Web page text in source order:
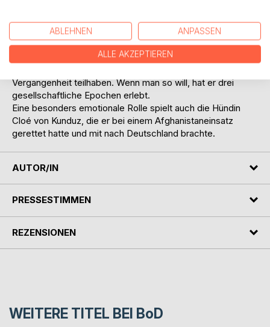
Alkoholprobleme, mit denen er sich offensiv
auseinandersetzte.
Er rechnet schonungslos mit seinen eigenen Fehlern ab und
Vergangenheit teilhaben. Wenn man so will, hat er drei
gesellschaftliche Epochen erlebt.
Eine besonders emotionale Rolle spielt auch die Hündin
Cloé von Kunduz, die er bei einem Afghanistaneinsatz
gerettet hatte und mit nach Deutschland brachte.
AUTOR/IN
PRESSESTIMMEN
REZENSIONEN
WEITERE TITEL BEI BoD
ABLEHNEN ANPASSEN
ALLE AKZEPTIEREN